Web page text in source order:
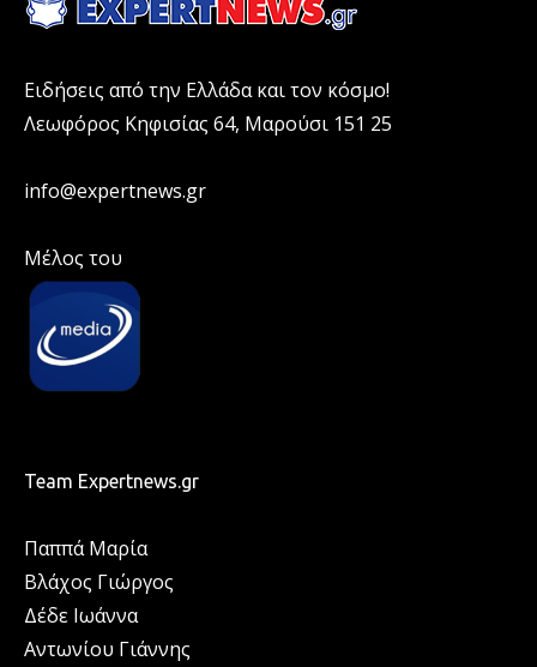
Ειδήσεις από την Ελλάδα και τον κόσμο!
Λεωφόρος Κηφισίας 64, Μαρούσι 151 25
info@expertnews.gr
Μέλος του
Team Expertnews.gr
Παππά Μαρία
Βλάχος Γιώργος
Δέδε Ιωάννα
Αντωνίου Γιάννης